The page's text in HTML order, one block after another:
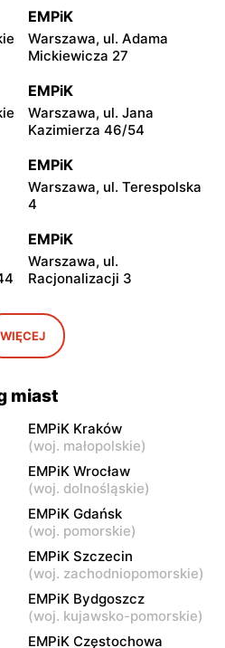
EMPiK
Warszawa, ul. Adama
Mickiewicza 27
EMPiK
Warszawa, ul. Jana
Kazimierza 46/54
EMPiK
Warszawa, ul. Terespolska
4
EMPiK
Warszawa, ul.
Racjonalizacji 3
EMPiK
Warszawa, ul. Górczewska
124
EMPiK
EMPiK
Warszawa, ul. Wołoska 12
EMPiK
Warszawa, ul. Powsińska 31
EMPiK
Warszawa, ul. Rembielińska
WIĘCEJ
miast
EMPiK Kraków
(woj. małopolskie)
EMPiK Wrocław
(woj. dolnośląskie)
EMPiK Gdańsk
(woj. pomorskie)
EMPiK Szczecin
(woj. zachodniopomorskie)
EMPiK Bydgoszcz
(woj. kujawsko-pomorskie)
EMPiK Częstochowa